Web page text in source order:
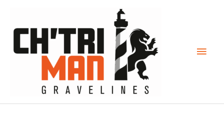
contenu